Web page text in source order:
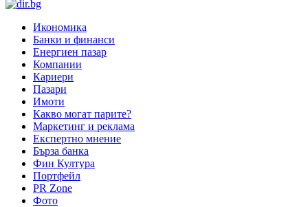
Икономика
Банки и финанси
Енергиен пазар
Компании
Кариери
Пазари
Имоти
Какво могат парите?
Маркетинг и реклама
Експертно мнение
Бърза банка
Фин Култура
Портфейл
PR Zone
Фото